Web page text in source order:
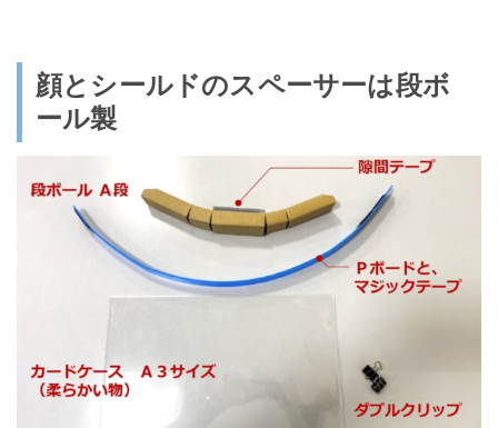
顔とシールドのスペーサーは段ボ
ール製